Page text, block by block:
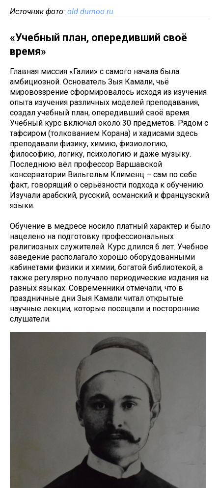
Источник фото: old.dumoo.ru
«Учебный план, опередивший своё
время»
Главная миссия «Галии» с самого начала была
амбициозной. Основатель Зыя Камали, чьё
мировоззрение сформировалось исходя из изучения
опыта изучения различных моделей преподавания,
создал учебный план, опередивший своё время.
Учебный курс включал около 30 предметов. Рядом с
тафсиром (толкованием Корана) и хадисами здесь
преподавали физику, химию, физиологию,
философию, логику, психологию и даже музыку.
Последнюю вёл профессор Варшавской
консерватории Вильгельм Клименц – сам по себе
факт, говорящий о серьёзности подхода к обучению.
Изучали арабский, русский, османский и французский
языки.
Обучение в медресе носило платный характер и было
нацелено на подготовку профессиональных
религиозных служителей. Курс длился 6 лет. Учебное
заведение располагало хорошо оборудованными
кабинетами физики и химии, богатой библиотекой, а
также регулярно получало периодические издания на
разных языках. Современники отмечали, что в
праздничные дни Зыя Камали читал открытые
научные лекции, которые посещали и посторонние
слушатели.